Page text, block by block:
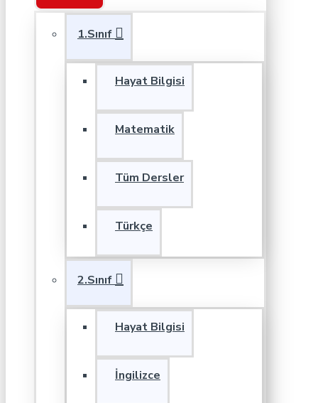
1.Sınıf
Hayat Bilgisi
Matematik
Tüm Dersler
Türkçe
2.Sınıf
Hayat Bilgisi
İngilizce